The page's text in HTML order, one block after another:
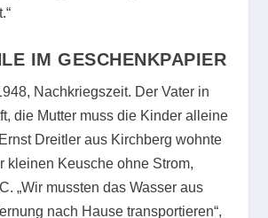
IM GESCHENKPAPIER
Nachkriegszeit. Der Vater in
die Mutter muss die Kinder alleine
Dreitler aus Kirchberg wohnte
kleinen Keusche ohne Strom,
„Wir mussten das Wasser aus
nach Hause transportieren“,